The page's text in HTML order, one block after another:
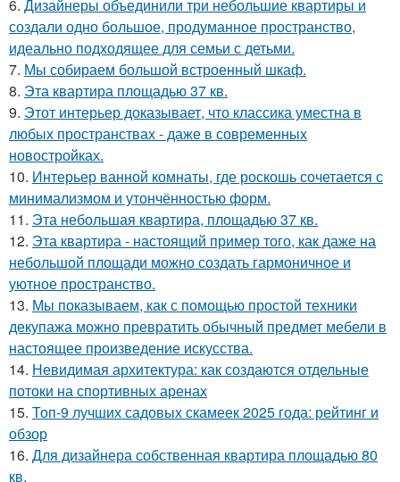
6. Дизайнеры объединили три небольшие квартиры и
создали одно большое, продуманное пространство,
идеально подходящее для семьи с детьми.
7. Мы собираем большой встроенный шкаф.
8. Эта квартира площадью 37 кв.
9. Этот интерьер доказывает, что классика уместна в
любых пространствах - даже в современных
новостройках.
10. Интерьер ванной комнаты, где роскошь сочетается с
минимализмом и утончённостью форм.
11. Эта небольшая квартира, площадью 37 кв.
12. Эта квартира - настоящий пример того, как даже на
небольшой площади можно создать гармоничное и
уютное пространство.
13. Мы показываем, как с помощью простой техники
декупажа можно превратить обычный предмет мебели в
настоящее произведение искусства.
14. Невидимая архитектура: как создаются отдельные
потоки на спортивных аренах
15. Топ-9 лучших садовых скамеек 2025 года: рейтинг и
обзор
16. Для дизайнера собственная квартира площадью 80
кв.